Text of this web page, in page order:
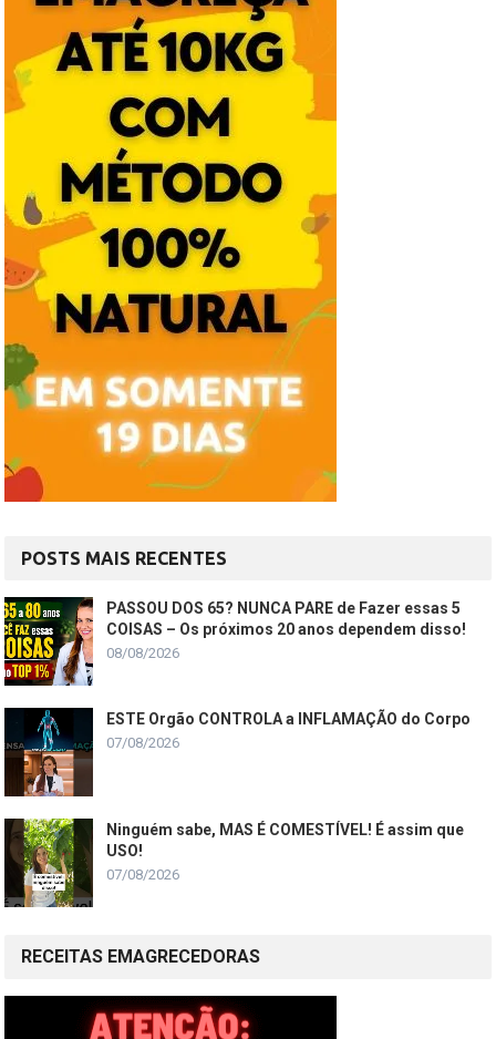
POSTS MAIS RECENTES
PASSOU DOS 65? NUNCA PARE de Fazer essas 5
COISAS – Os próximos 20 anos dependem disso!
08/08/2026
ESTE Orgão CONTROLA a INFLAMAÇÃO do Corpo
07/08/2026
Ninguém sabe, MAS É COMESTÍVEL! É assim que
USO!
07/08/2026
RECEITAS EMAGRECEDORAS